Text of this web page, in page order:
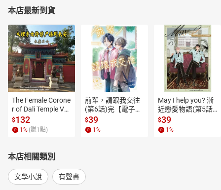
本店最新到貨
The Female Corone
r of Dali Temple Vo
l.6【有聲書】
$132
1 % (賺1 點)
前輩，請跟我交往
(第6話)完【電子
書】
$39
1 %
May I help you? 漸
近戀愛物語(第5話)
【電子書】
$39
1 %
本店相關類別
文學小說 有聲書